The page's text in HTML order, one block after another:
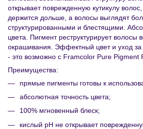
открывает поврежденную кутикулу
держится дольше, а волосы выглядят
структурированными и блестящими.
цвета. Пигмент реструктурирует волосы
окрашивания. Эффектный цвет и уход
- это возможно с Framcolor Pure Pigment
Преимущества:
прямые пигменты готовы к
абсолютная точность цвета;
100% мгновенный блеск;
кислый рН не открывает